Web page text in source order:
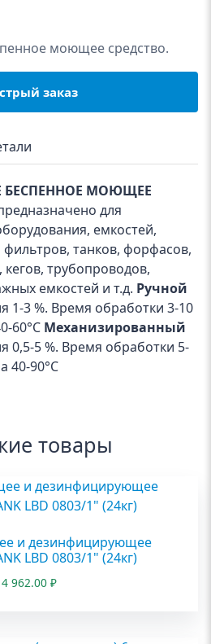
моющее средство.
заказ
МОЮЩЕЕ
для
емкостей,
танков, форфасов,
трубопроводов,
емкостей и т.д. Ручной
1-3 %. Время обработки 3-10
60°С Механизированный
0,5-5 %. Время обработки 5-
40-90°С
товары
и дезинфицирующее
LBD 0803/1" (24кг)
4 962.00 ₽